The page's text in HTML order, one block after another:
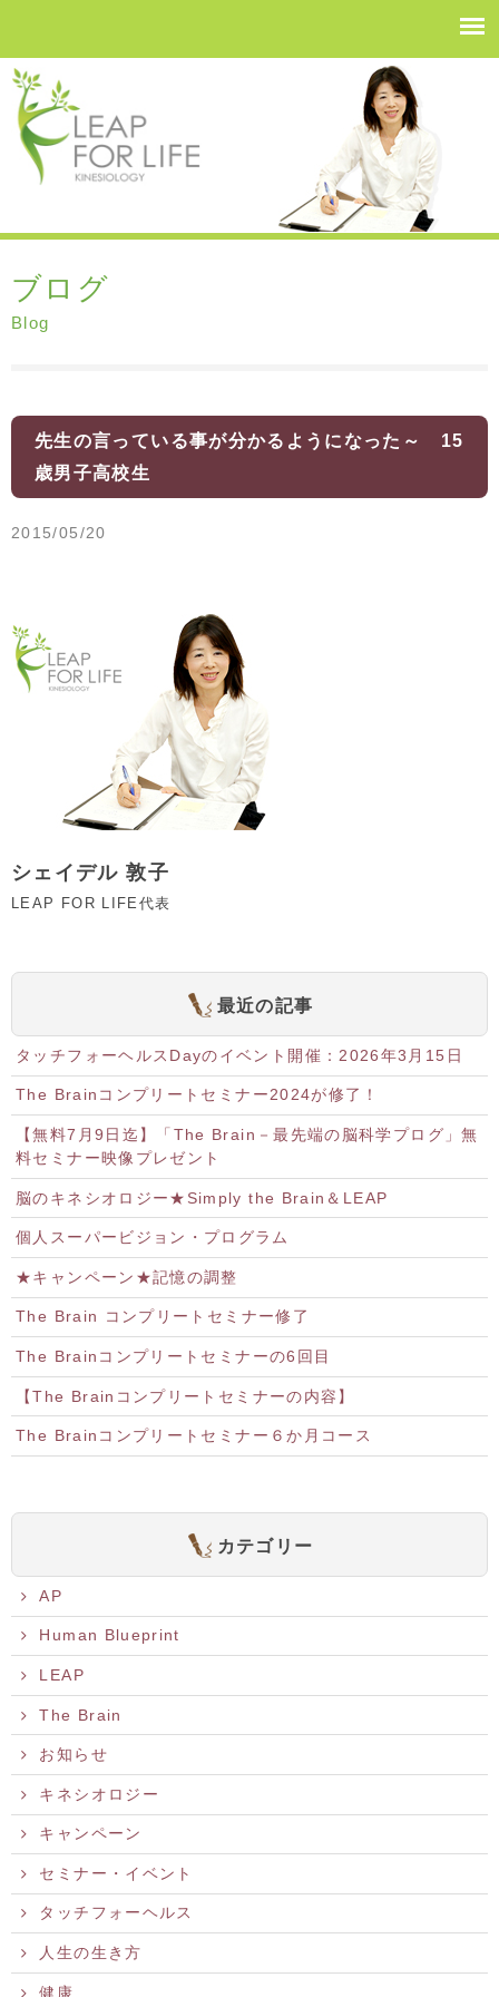
ブログ
Blog
先生の言っている事が分かるようになった～ 15
歳男子高校生
2015/05/20
シェイデル 敦子
LEAP FOR LIFE代表
最近の記事
タッチフォーヘルスDayのイベント開催：2026年3月15日
The Brainコンプリートセミナー2024が修了！
【無料7月9日迄】「The Brain－最先端の脳科学プログ」無
料セミナー映像プレゼント
脳のキネシオロジー★Simply the Brain＆LEAP
個人スーパービジョン・プログラム
★キャンペーン★記憶の調整
The Brain コンプリートセミナー修了
The Brainコンプリートセミナーの6回目
【The Brainコンプリートセミナーの内容】
The Brainコンプリートセミナー６か月コース
カテゴリー
AP
Human Blueprint
LEAP
The Brain
お知らせ
キネシオロジー
キャンペーン
セミナー・イベント
タッチフォーヘルス
人生の生き方
健康